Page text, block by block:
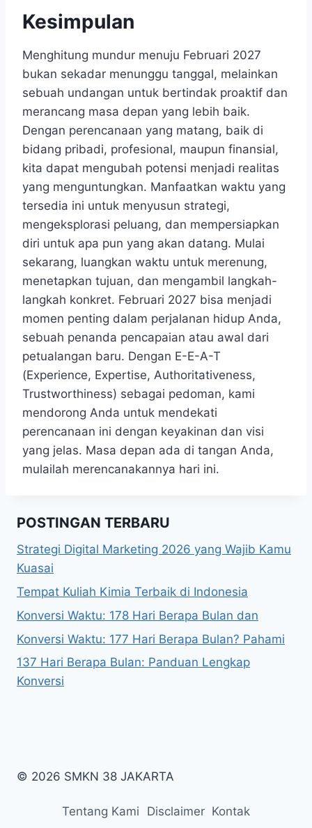
Kesimpulan
Menghitung mundur menuju Februari 2027
bukan sekadar menunggu tanggal, melainkan
sebuah undangan untuk bertindak proaktif dan
merancang masa depan yang lebih baik.
Dengan perencanaan yang matang, baik di
bidang pribadi, profesional, maupun finansial,
kita dapat mengubah potensi menjadi realitas
yang menguntungkan. Manfaatkan waktu yang
tersedia ini untuk menyusun strategi,
mengeksplorasi peluang, dan mempersiapkan
diri untuk apa pun yang akan datang. Mulai
sekarang, luangkan waktu untuk merenung,
menetapkan tujuan, dan mengambil langkah-
langkah konkret. Februari 2027 bisa menjadi
momen penting dalam perjalanan hidup Anda,
sebuah penanda pencapaian atau awal dari
petualangan baru. Dengan E-E-A-T
(Experience, Expertise, Authoritativeness,
Trustworthiness) sebagai pedoman, kami
mendorong Anda untuk mendekati
perencanaan ini dengan keyakinan dan visi
yang jelas. Masa depan ada di tangan Anda,
mulailah merencanakannya hari ini.
POSTINGAN TERBARU
Strategi Digital Marketing 2026 yang Wajib Kamu
Kuasai
Tempat Kuliah Kimia Terbaik di Indonesia
Konversi Waktu: 178 Hari Berapa Bulan dan
Konversi Waktu: 177 Hari Berapa Bulan? Pahami
137 Hari Berapa Bulan: Panduan Lengkap
Konversi
© 2026 SMKN 38 JAKARTA
Tentang Kami Disclaimer Kontak